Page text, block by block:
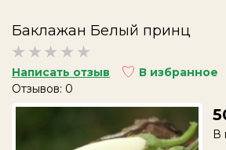
Баклажан Белый принц
Отзывов: 0
Написать отзыв В избранное
В